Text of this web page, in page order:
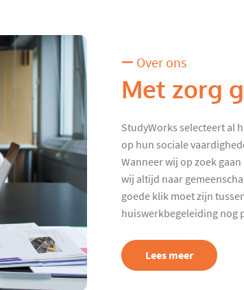
Over ons
Met zorg
StudyWorks selecteert al
op hun sociale
Wanneer wij op zoek
wij altijd naar
goede klik moet zijn
huiswerkbegeleiding nog
Lees meer